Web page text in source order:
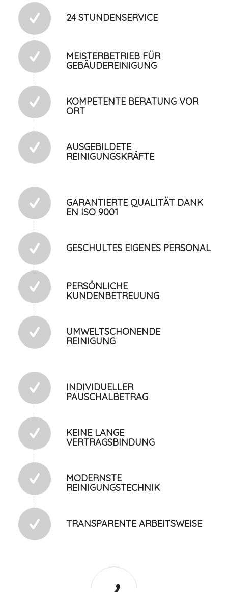
24 STUNDENSERVICE
MEISTERBETRIEB FÜR
GEBÄUDEREINIGUNG
KOMPETENTE BERATUNG VOR
ORT
AUSGEBILDETE
REINIGUNGSKRÄFTE
GARANTIERTE QUALITÄT DANK
EN ISO 9001
GESCHULTES EIGENES PERSONAL
PERSÖNLICHE
KUNDENBETREUUNG
UMWELTSCHONENDE
REINIGUNG
INDIVIDUELLER
PAUSCHALBETRAG
KEINE LANGE
VERTRAGSBINDUNG
MODERNSTE
REINIGUNGSTECHNIK
TRANSPARENTE ARBEITSWEISE